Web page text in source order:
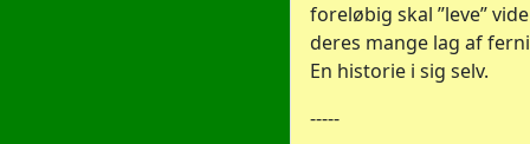
foreløbig skal ”leve”
deres mange lag af
En historie i sig selv.
-----